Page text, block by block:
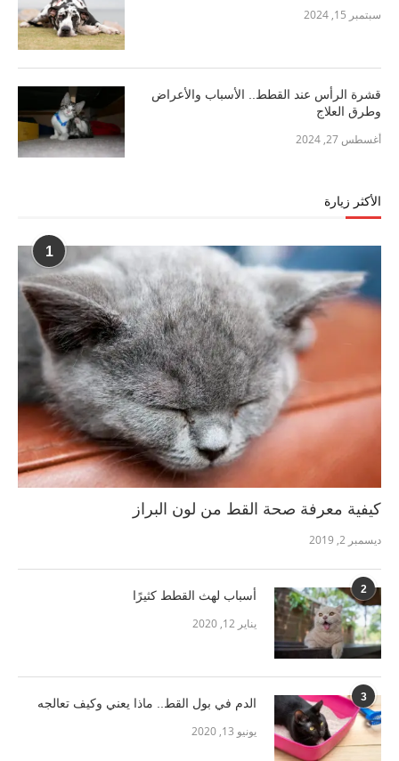
سبتمبر 15, 2024
قشرة الرأس عند القطط.. الأسباب والأعراض
وطرق العلاج
أغسطس 27, 2024
الأكثر زيارة
1
كيفية معرفة صحة القط من لون البراز
ديسمبر 2, 2019
2 أسباب لهث القطط كثيرًا
يناير 12, 2020
3 الدم في بول القط.. ماذا يعني وكيف تعالجه
يونيو 13, 2020